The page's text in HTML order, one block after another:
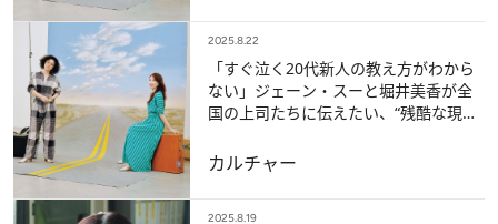
2025.8.22
「すぐ泣く20代新人の教え方がわから
ない」ジェーン・スーと堀井美香が全
国の上司たちに伝えたい、“残酷な現
談室】
カルチャー
2025.8.19